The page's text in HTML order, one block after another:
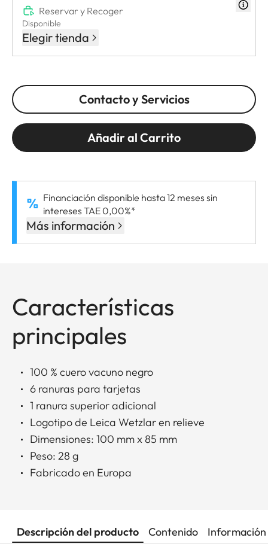
Reservar y Recoger
Disponible
Elegir tienda
Contacto y Servicios
Añadir al Carrito
Financiación disponible hasta 12 meses sin
intereses TAE 0,00%*
Más información
Características
principales
100 % cuero vacuno negro
6 ranuras para tarjetas
1 ranura superior adicional
Logotipo de Leica Wetzlar en relieve
Dimensiones: 100 mm x 85 mm
Peso: 28 g
Fabricado en Europa
Descripción del producto Contenido